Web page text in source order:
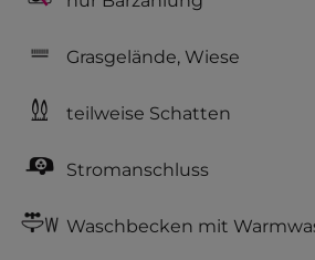
Grasgelände, Wiese
teilweise Schatten
Stromanschluss
Waschbecken mit